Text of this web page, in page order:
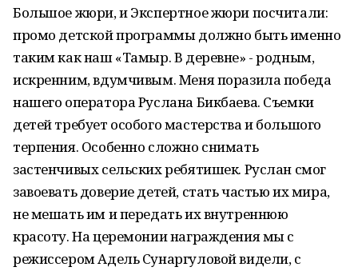
Большое жюри, и Экспертное жюри посчитали:
промо детской программы должно быть именно
таким как наш «Тамыр. В деревне» - родным,
искренним, вдумчивым. Меня поразила победа
нашего оператора Руслана Бикбаева. Съемки
детей требует особого мастерства и большого
терпения. Особенно сложно снимать
застенчивых сельских ребятишек. Руслан смог
завоевать доверие детей, стать частью их мира,
не мешать им и передать их внутреннюю
красоту. На церемонии награждения мы с
режиссером Адель Сунаргуловой видели, с